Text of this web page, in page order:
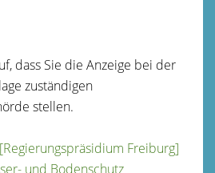
dass Sie die Anzeige bei der
zuständigen
stellen.
Freiburg]
und Bodenschutz